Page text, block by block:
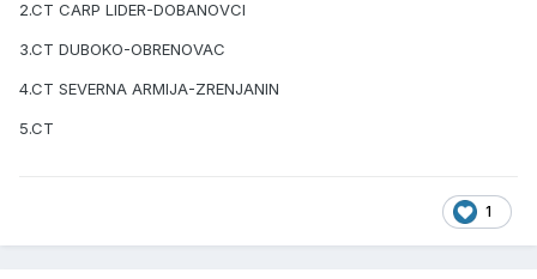
2.CT CARP LIDER-DOBANOVCI
3.CT DUBOKO-OBRENOVAC
4.CT SEVERNA ARMIJA-ZRENJANIN
5.CT
1